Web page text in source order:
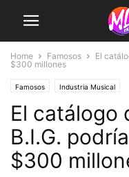
Home Famosos
El
$300 millones
Famosos Industria Musical
El catálogo
B.I.G.
$300